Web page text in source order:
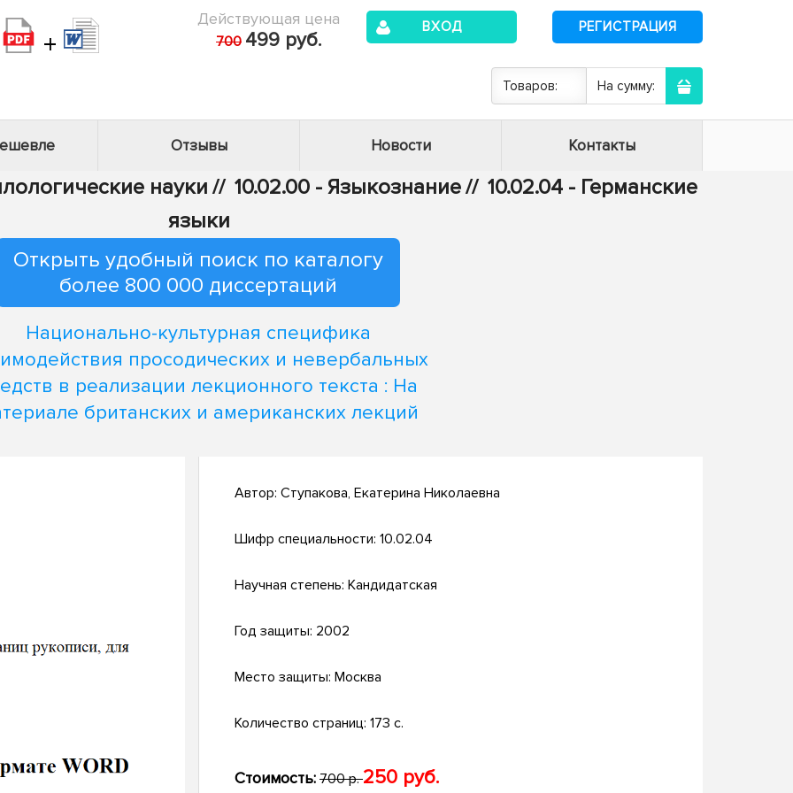
+
Действующая цена
700 499 руб.
ВХОД РЕГИСТРАЦИЯ
Товаров: На сумму:
Отзывы Новости Контакты
науки // 10.02.00 - Языкознание// 10.02.04 - Германские
языки
Открыть удобный поиск по каталогу
более 800 000 диссертаций
Национально-культурная специфика
просодических и невербальных
в реализации лекционного текста : На
британских и американских лекций
Автор: Ступакова, Екатерина Николаевна
Шифр специальности: 10.02.04
Научная степень: Кандидатская
Год защиты: 2002
Место защиты: Москва
Количество страниц: 173 с.
Стоимость: 700 р.250 руб.